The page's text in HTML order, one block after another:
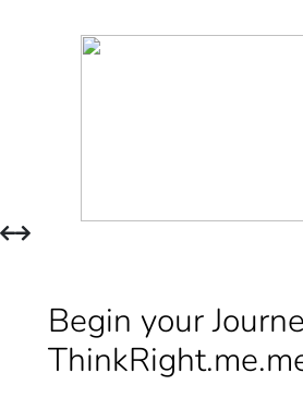
Begin your